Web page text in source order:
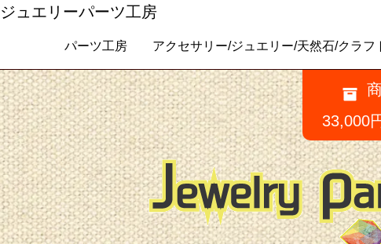
ジュエリーパーツ工房
パーツ工房 アクセサリー/ジュエリー/天然石/クラフ
33,000